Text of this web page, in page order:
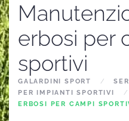
erbosi per
sportivi
GALARDINI SPORT
PER IMPIANTI SPORTIVI
ERBOSI PER CAMPI